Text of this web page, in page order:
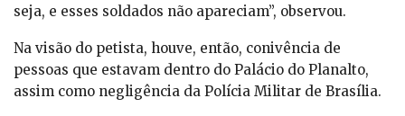
seja, e esses soldados não apareciam”, observou.
Na visão do petista, houve, então, conivência de
pessoas que estavam dentro do Palácio do Planalto,
assim como negligência da Polícia Militar de Brasília.